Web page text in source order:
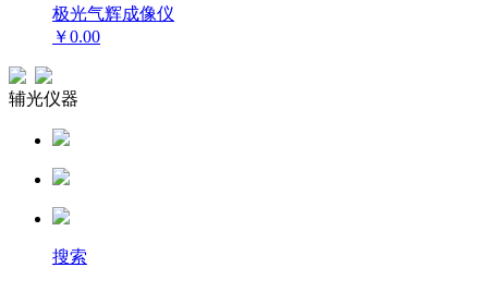
极光气辉成像仪
￥0.00
辅光仪器
搜索